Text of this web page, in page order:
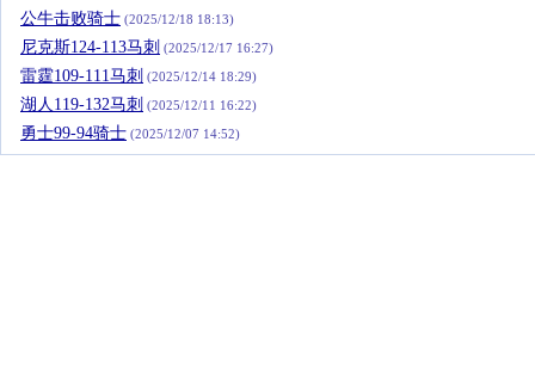
公牛击败骑士 (2025/12/18 18:13)
尼克斯124-113马刺 (2025/12/17 16:27)
雷霆109-111马刺 (2025/12/14 18:29)
湖人119-132马刺 (2025/12/11 16:22)
勇士99-94骑士 (2025/12/07 14:52)